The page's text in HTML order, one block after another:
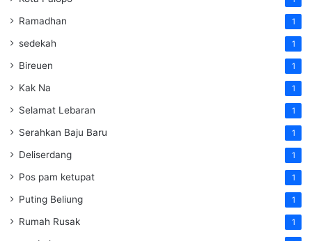
Ramadhan 1
sedekah 1
Bireuen 1
Kak Na 1
Selamat Lebaran 1
Serahkan Baju Baru 1
Deliserdang 1
Pos pam ketupat 1
Puting Beliung 1
Rumah Rusak 1